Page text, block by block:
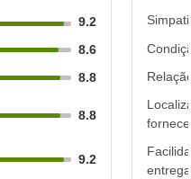
9.2
8.6
8.8
8.8
9.2
entrega